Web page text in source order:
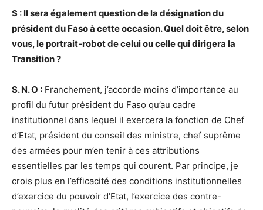
S : Il sera également question de la désignation du
président du Faso à cette occasion. Quel doit être, selon
vous, le portrait-robot de celui ou celle qui dirigera la
Transition ?
S. N. O : Franchement, j’accorde moins d’importance au
profil du futur président du Faso qu’au cadre
institutionnel dans lequel il exercera la fonction de Chef
d’Etat, président du conseil des ministre, chef suprême
des armées pour m’en tenir à ces attributions
essentielles par les temps qui courent. Par principe, je
crois plus en l’efficacité des conditions institutionnelles
d’exercice du pouvoir d’Etat, l’exercice des contre-